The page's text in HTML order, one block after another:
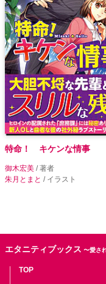
特命！ キケンな情事
御木宏美 / 著者
朱月とまと / イラスト
エタニティブックス 〜愛さ
TOP